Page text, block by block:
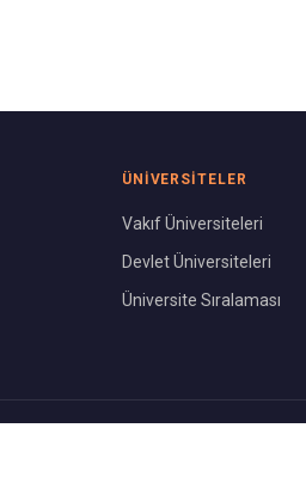
ÜNIVERSITELER
Vakıf Üniversiteleri
Devlet Üniversiteleri
Üniversite Sıralaması